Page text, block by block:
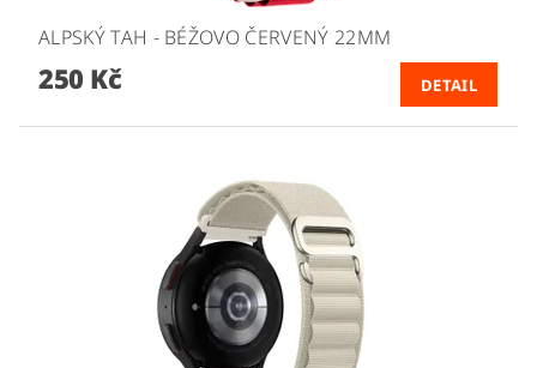
ALPSKÝ TAH - BÉŽOVO ČERVENÝ 22MM
250 Kč DETAIL